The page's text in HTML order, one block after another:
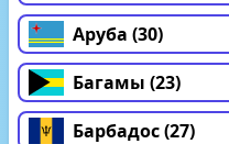
Аруба (30)
Багамы (23)
Барбадос (27)